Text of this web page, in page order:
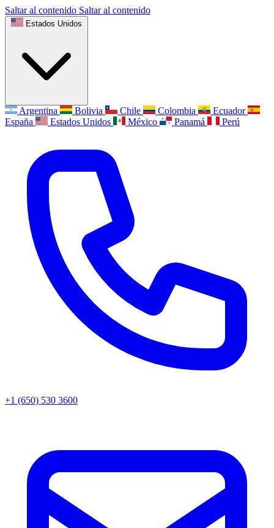
Saltar al contenido Saltar al contenido
Estados Unidos
Argentina Bolivia Chile Colombia
Ecuador
España
Estados Unidos México Panamá Perú
+1 (650) 530 3600